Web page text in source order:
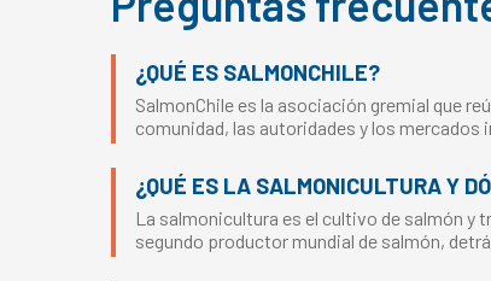
¿QUÉ ES SALMONCHILE?
SalmonChile es la asociación gremial que
comunidad, las autoridades y los mercados
¿QUÉ ES LA SALMONICULTURA Y
La salmonicultura es el cultivo de salmón y
segundo productor mundial de salmón,